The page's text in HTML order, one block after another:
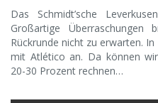
Das Schmidt’sche
Großartige
Rückrunde nicht zu erwarten.
mit Atlético an. Da können
20-30 Prozent rechnen…